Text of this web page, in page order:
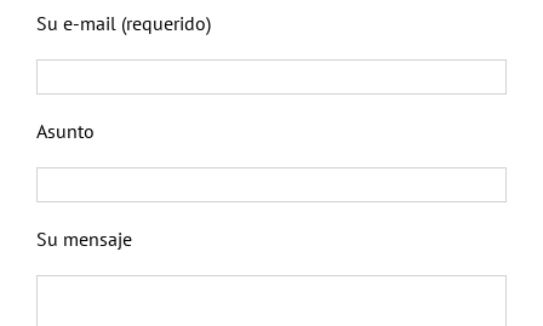
Su e-mail (requerido)
Asunto
Su mensaje